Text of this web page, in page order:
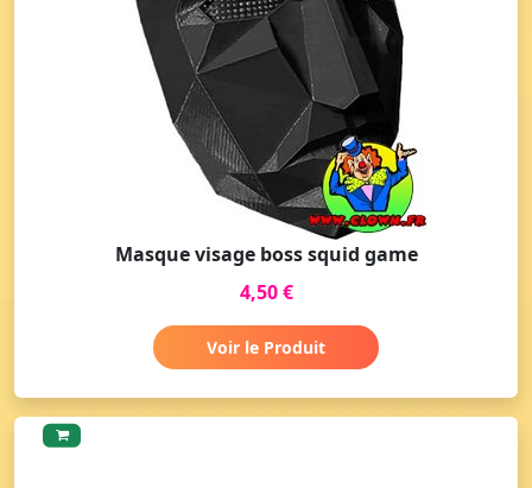
Masque visage boss squid game
4,50 €
Voir le Produit